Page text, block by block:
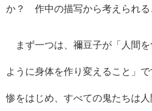
か？ 作中の描写から考えられる
まず一つは、禰豆子が「人間を
ように身体を作り変えること」
惨をはじめ、すべての鬼たちは